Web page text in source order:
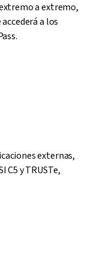
a extremo,
a los
externas,
C5 y TRUSTe,